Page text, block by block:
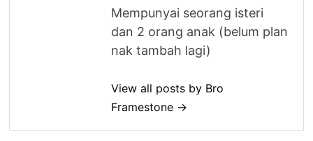
Mempunyai seorang isteri
dan 2 orang anak (belum plan
nak tambah lagi)
View all posts by Bro
Framestone →